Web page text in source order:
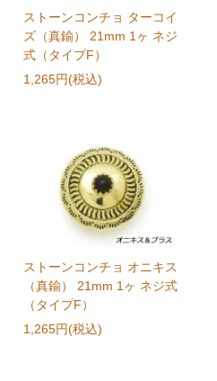
ストーンコンチョ ターコイ
ズ（真鍮） 21mm 1ヶ ネジ
式（タイプF）
1,265円(税込)
ストーンコンチョ オニキス
（真鍮） 21mm 1ヶ ネジ式
（タイプF）
1,265円(税込)